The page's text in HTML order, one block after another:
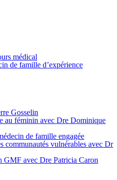
médical
de famille d’expérience
Gosselin
au féminin avec Dre Dominique
de famille engagée
communautés vulnérables avec Dr
GMF avec Dre Patricia Caron